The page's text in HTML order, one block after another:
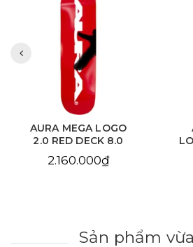
AURA MEGA LOGO
2.0 RED DECK 8.0
2.160.000₫
Sản phẩm